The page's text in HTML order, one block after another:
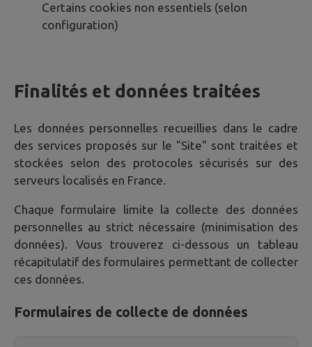
Certains cookies non essentiels (selon
configuration)
Finalités et données traitées
Les données personnelles recueillies dans le cadre
des services proposés sur le "Site" sont traitées et
stockées selon des protocoles sécurisés sur des
serveurs localisés en France.
Chaque formulaire limite la collecte des données
personnelles au strict nécessaire (minimisation des
données). Vous trouverez ci-dessous un tableau
récapitulatif des formulaires permettant de collecter
ces données.
Formulaires de collecte de données